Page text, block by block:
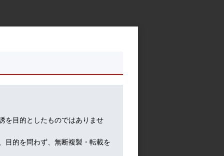
を目的としたものではありませ
目的を問わず、無断複製・転載を